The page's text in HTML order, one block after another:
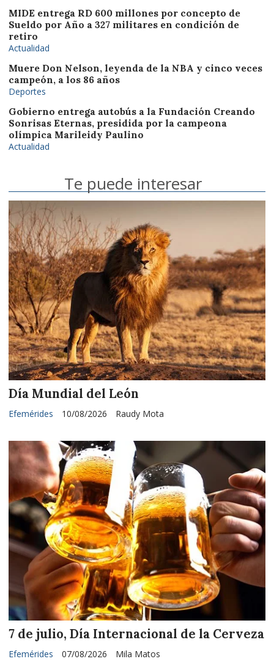
MIDE entrega RD 600 millones por concepto de
Sueldo por Año a 327 militares en condición de
retiro
Actualidad
Muere Don Nelson, leyenda de la NBA y cinco veces
campeón, a los 86 años
Deportes
Gobierno entrega autobús a la Fundación Creando
Sonrisas Eternas, presidida por la campeona
olímpica Marileidy Paulino
Actualidad
Te puede interesar
Día Mundial del León
Raudy Mota
Efemérides 10/08/2026
7 de julio, Día Internacional de la Cerveza
Mila Matos
Efemérides 07/08/2026